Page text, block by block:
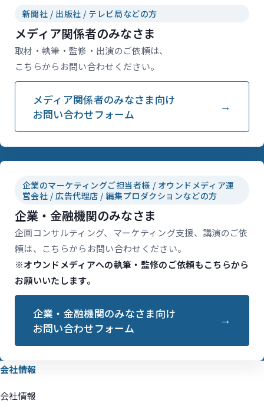
新聞社 / 出版社 / テレビ局などの方
メディア関係者のみなさま
取材・執筆・監修・出演のご依頼は、
こちらからお問い合わせください。
メディア関係者のみなさま向け
お問い合わせフォーム
企業のマーケティングご担当者様 / オウンドメディア運
営会社 / 広告代理店 / 編集プロダクションなどの方
企業・金融機関のみなさま
企画コンサルティング、マーケティング支援、講演のご依
頼は、こちらからお問い合わせください。
※オウンドメディアへの執筆・監修のご依頼もこちらから
お願いいたします。
企業・金融機関のみなさま向け
お問い合わせフォーム
会社情報
会社情報